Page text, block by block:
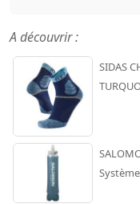
A découvrir :
SIDAS